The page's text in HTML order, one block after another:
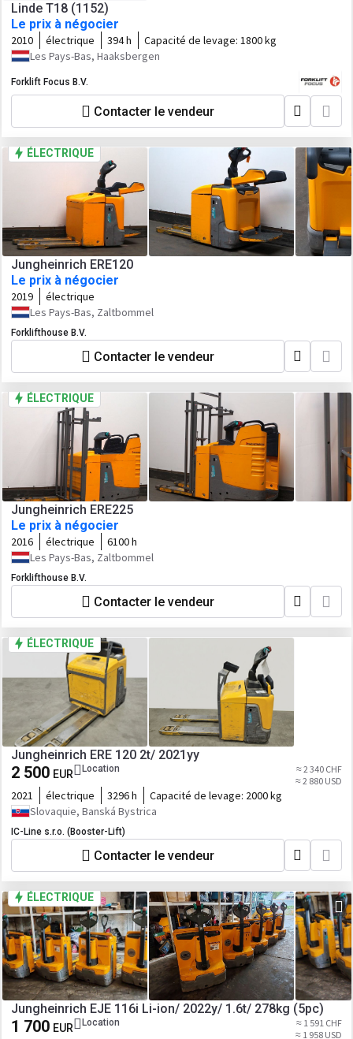
Linde T18 (1152)
Le prix à négocier
2010 électrique 394 h Capacité de levage: 1800 kg
Les Pays-Bas, Haaksbergen
Forklift Focus B.V.
Contacter le vendeur
ÉLECTRIQUE
Jungheinrich ERE120
Le prix à négocier
2019
électrique
Les Pays-Bas, Zaltbommel
Forklifthouse B.V.
Contacter le vendeur
ÉLECTRIQUE
Jungheinrich ERE225
Le prix à négocier
2016 électrique
6100 h
Les Pays-Bas, Zaltbommel
Forklifthouse B.V.
Contacter le vendeur
ÉLECTRIQUE
Jungheinrich ERE 120 2t/ 2021yy
2 500 EUR Location
≈ 2 340 CHF
≈ 2 880 USD
2021 électrique 3296 h Capacité de levage: 2000 kg
Slovaquie, Banská Bystrica
IC-Line s.r.o. (Booster-Lift)
Contacter le vendeur
ÉLECTRIQUE
Jungheinrich EJE 116i Li-ion/ 2022y/ 1.6t/ 278kg (5pc)
1 700 EUR Location
≈ 1 591 CHF
≈ 1 958 USD